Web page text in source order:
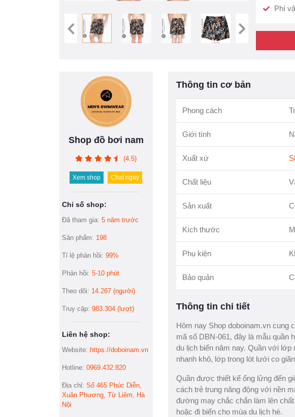
Phí
Shop đồ bơi nam
(4.5)
Xem shop Chat ngay
Chỉ số shop:
Đã tham gia: 5 năm trước
Sản phẩm: 198
Tỉ lệ phản hồi: 99%
Phản hồi: 5-10 phút
Theo dõi: 14.267 (người)
Truy cập: 983.304 (lượt)
Liên hệ shop:
Website: https://doboinam.vn
Hotline: 0969.432.820
Địa chỉ: Số 465 Phúc Diễn,
Xuân Phương, Từ Liêm, Hà
Nội
Thông tin cơ bản
Phong cách
Giới tính
Xuất xứ
Chất liệu
Sản xuất
Kích thước
Phụ kiện
Bảo quản
Thông tin chi tiết
Hôm nay Shop doboinam.vn cung
mã số DBN-061, đây là mẫu quần
du lịch biển năm nay. Quần với
nhanh khô, lớp trong lót lưới co
Quần được thiết kế ống lửng đến
cách trẻ trung năng động với nền
đường may chắc chắn làm lên
hoặc đi biển cho mùa du lịch hè.